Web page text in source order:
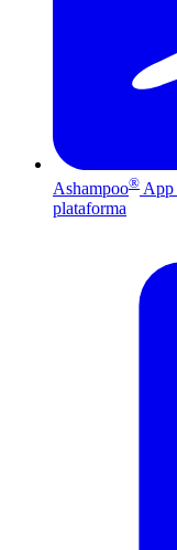
Ashampoo® App
plataforma